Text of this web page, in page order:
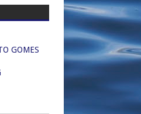
GOMES